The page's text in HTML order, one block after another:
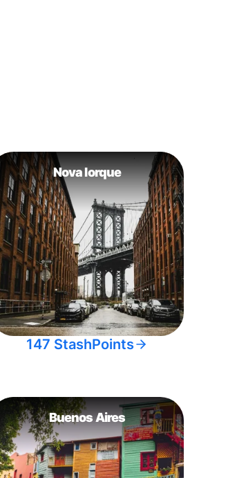
Nova Iorque
147 StashPoints
Buenos Aires